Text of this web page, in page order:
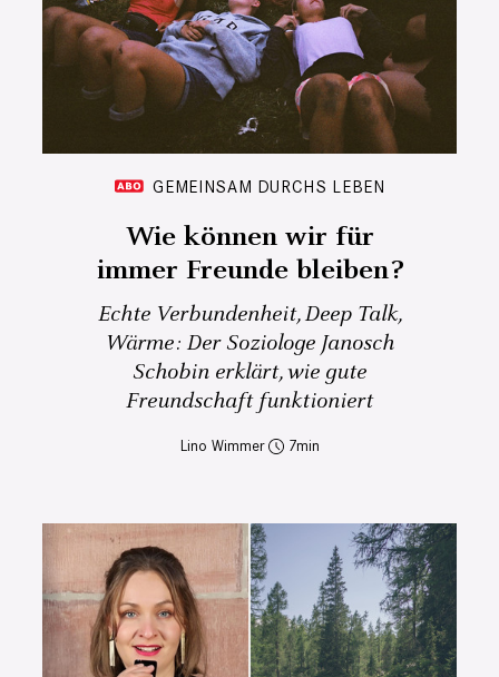
GEMEINSAM DURCHS LEBEN
Wie können wir für
immer Freunde bleiben?
Echte Verbundenheit, Deep Talk,
Wärme: Der Soziologe Janosch
Schobin erklärt, wie gute
Freundschaft funktioniert
Lino Wimmer 7